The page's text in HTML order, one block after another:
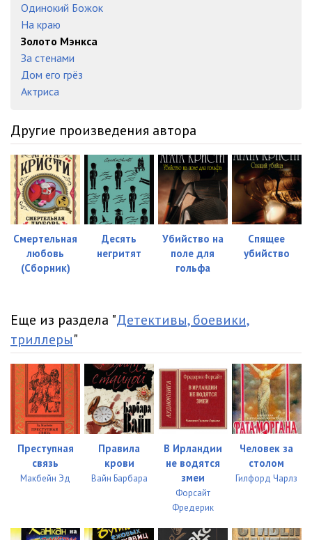
Одинокий Божок
На краю
Золото Мэнкса
За стенами
Дом его грёз
Актриса
Другие произведения автора
Смертельная
любовь
(Сборник)
Десять
негритят
Убийство на
поле для
гольфа
Спящее
убийство
Еще из раздела "Детективы, боевики,
триллеры"
Преступная
связь
Макбейн Эд
Правила
крови
Вайн Барбара
В Ирландии
не водятся
змеи
Форсайт
Фредерик
Человек за
столом
Гилфорд Чарлз